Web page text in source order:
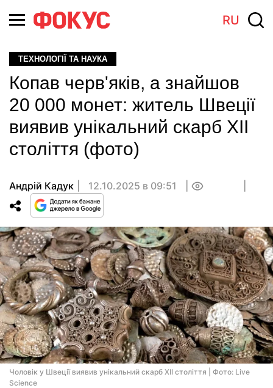
RU
ТЕХНОЛОГІЇ ТА НАУКА
Копав черв'яків, а знайшов
20 000 монет: житель Швеції
виявив унікальний скарб ХІІ
століття (фото)
Андрій Кадук 12.10.2025 в 09:51
Чоловік у Швеції виявив унікальний скарб ХІІ століття | Фото: Live
Science